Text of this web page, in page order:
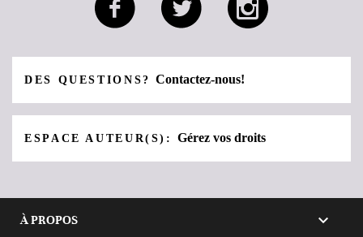
DES QUESTIONS?Contactez-nous!
ESPACE AUTEUR(S):Gérez vos droits
À PROPOS 